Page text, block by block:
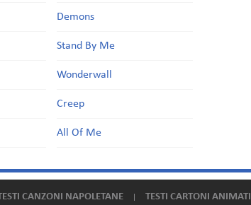
Demons
Stand By Me
Wonderwall
Creep
All Of Me
CANZONI NAPOLETANE TESTI CARTONI ANIMATI